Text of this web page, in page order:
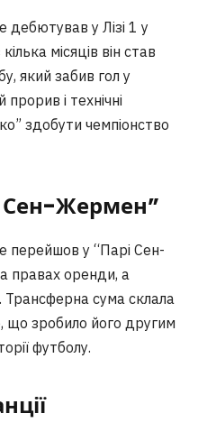
у Лізі 1 у
місяців він став
який забив гол у
і технічні
здобути чемпіонство
Сен-Жермен”
перейшов у “Парі Сен-
правах оренди, а
Трансферна сума склала
що зробило його другим
футболу.